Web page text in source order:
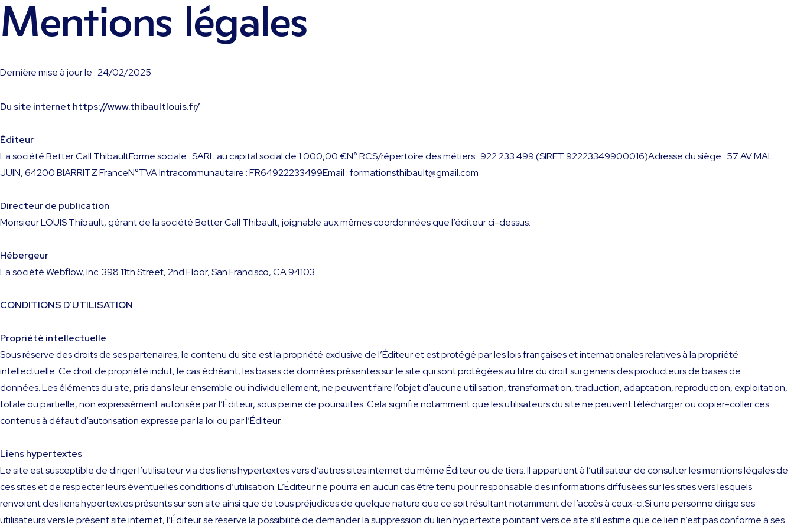
Mentions légales
Dernière mise à jour le : 24/02/2025
Du site internet https://www.thibaultlouis.fr/
Éditeur
La société Better Call ThibaultForme sociale : SARL au capital social de 1 000,00 €N° RCS/répertoire des métiers : 922 233 499 (SIRET 92223349900016)Adresse du siège : 57 AV MAL
JUIN, 64200 BIARRITZ FranceN°TVA Intracommunautaire : FR64922233499Email : formationsthibault@gmail.com
Directeur de publication
Monsieur LOUIS Thibault, gérant de la société Better Call Thibault, joignable aux mêmes coordonnées que l’éditeur ci-dessus.
Hébergeur
La société Webflow, Inc. 398 11th Street, 2nd Floor, San Francisco, CA 94103
CONDITIONS D’UTILISATION
Propriété intellectuelle
Sous réserve des droits de ses partenaires, le contenu du site est la propriété exclusive de l’Éditeur et est protégé par les lois françaises et internationales relatives à la propriété
intellectuelle. Ce droit de propriété inclut, le cas échéant, les bases de données présentes sur le site qui sont protégées au titre du droit sui generis des producteurs de bases de
données. Les éléments du site, pris dans leur ensemble ou individuellement, ne peuvent faire l’objet d’aucune utilisation, transformation, traduction, adaptation, reproduction, exploitation,
totale ou partielle, non expressément autorisée par l’Éditeur, sous peine de poursuites. Cela signifie notamment que les utilisateurs du site ne peuvent télécharger ou copier-coller ces
contenus à défaut d’autorisation expresse par la loi ou par l’Éditeur.
Liens hypertextes
Le site est susceptible de diriger l’utilisateur via des liens hypertextes vers d’autres sites internet du même Éditeur ou de tiers. Il appartient à l’utilisateur de consulter les mentions légales de
ces sites et de respecter leurs éventuelles conditions d’utilisation. L’Éditeur ne pourra en aucun cas être tenu pour responsable des informations diffusées sur les sites vers lesquels
renvoient des liens hypertextes présents sur son site ainsi que de tous préjudices de quelque nature que ce soit résultant notamment de l’accès à ceux-ci.Si une personne dirige ses
utilisateurs vers le présent site internet, l’Éditeur se réserve la possibilité de demander la suppression du lien hypertexte pointant vers ce site s’il estime que ce lien n’est pas conforme à ses